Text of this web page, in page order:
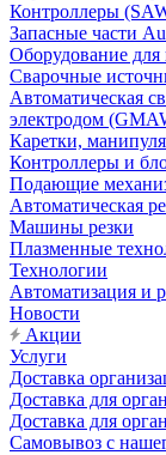
Контроллеры
Запасные части
Оборудование
Сварочные
Автоматическая
электродом
Каретки,
Контроллеры и
Подающие
Автоматическая
Машины резки
Плазменные
Технологии
Автоматизация и
Новости
Акции
Услуги
Доставка
Доставка для
Доставка для
Самовывоз с